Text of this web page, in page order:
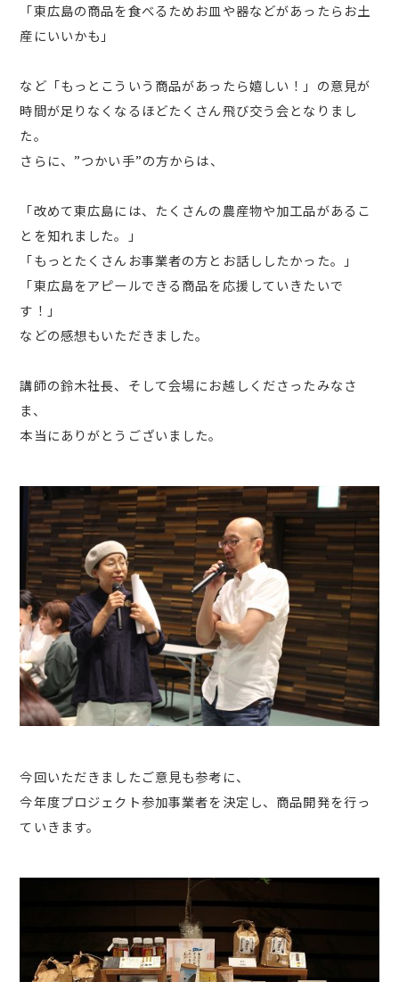
「東広島の商品を食べるためお皿や器などがあったらお土
産にいいかも」
など「もっとこういう商品があったら嬉しい！」の意見が
時間が足りなくなるほどたくさん飛び交う会となりまし
た。
さらに、”つかい手”の方からは、
「改めて東広島には、たくさんの農産物や加工品があるこ
とを知れました。」
「もっとたくさんお事業者の方とお話ししたかった。」
「東広島をアピールできる商品を応援していきたいで
す！」
などの感想もいただきました。
講師の鈴木社長、そして会場にお越しくださったみなさ
ま、
本当にありがとうございました。
今回いただきましたご意見も参考に、
今年度プロジェクト参加事業者を決定し、商品開発を行っ
ていきます。